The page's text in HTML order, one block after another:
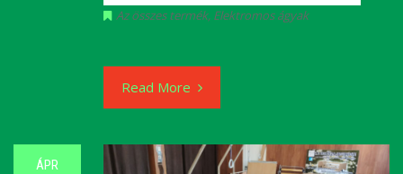
Az összes termék, Elektromos ágyak
Read More
ÁPR